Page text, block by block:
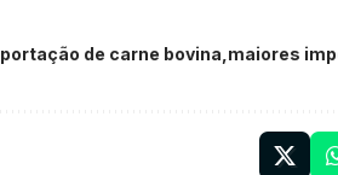
de carne bovina maiores